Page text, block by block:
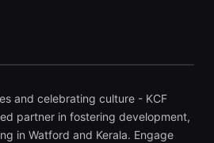
and celebrating culture - KCF
partner in fostering development,
in Watford and Kerala. Engage